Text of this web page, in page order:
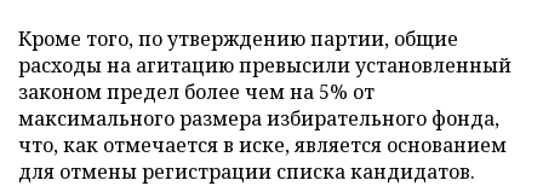
Кроме того, по утверждению партии, общие
расходы на агитацию превысили установленный
законом предел более чем на 5% от
максимального размера избирательного фонда,
что, как отмечается в иске, является основанием
для отмены регистрации списка кандидатов.